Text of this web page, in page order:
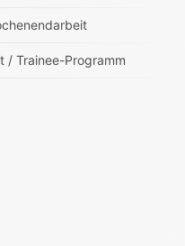
/ Trainee-Programm